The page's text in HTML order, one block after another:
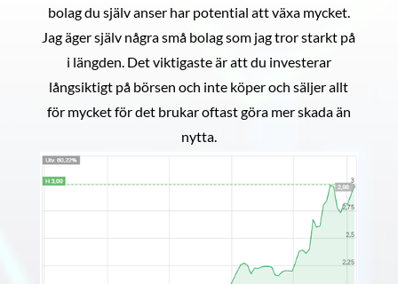
bolag du själv anser har potential att växa mycket.
Jag äger själv några små bolag som jag tror starkt på
i längden. Det viktigaste är att du investerar
långsiktigt på börsen och inte köper och säljer allt
för mycket för det brukar oftast göra mer skada än
nytta.